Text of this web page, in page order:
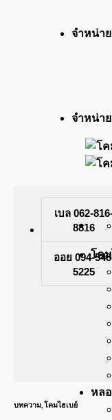
จำหน่า
จำหน่า
โคม
หล
เบล 062-
8816
ออย 094-
5225
บทความ โคมไฮเบย์